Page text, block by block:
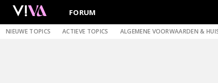
FORUM
NIEUWE TOPICS ACTIEVE TOPICS ALGEMENE VOORWAARDEN &